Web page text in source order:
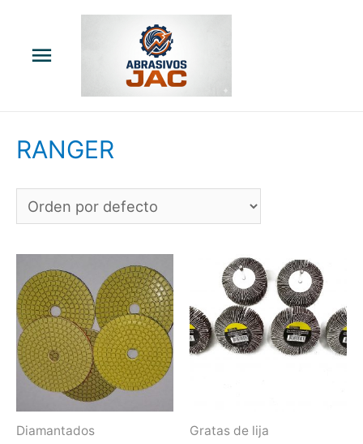
Menú
principal
RANGER
Diamantados
Gratas de lija